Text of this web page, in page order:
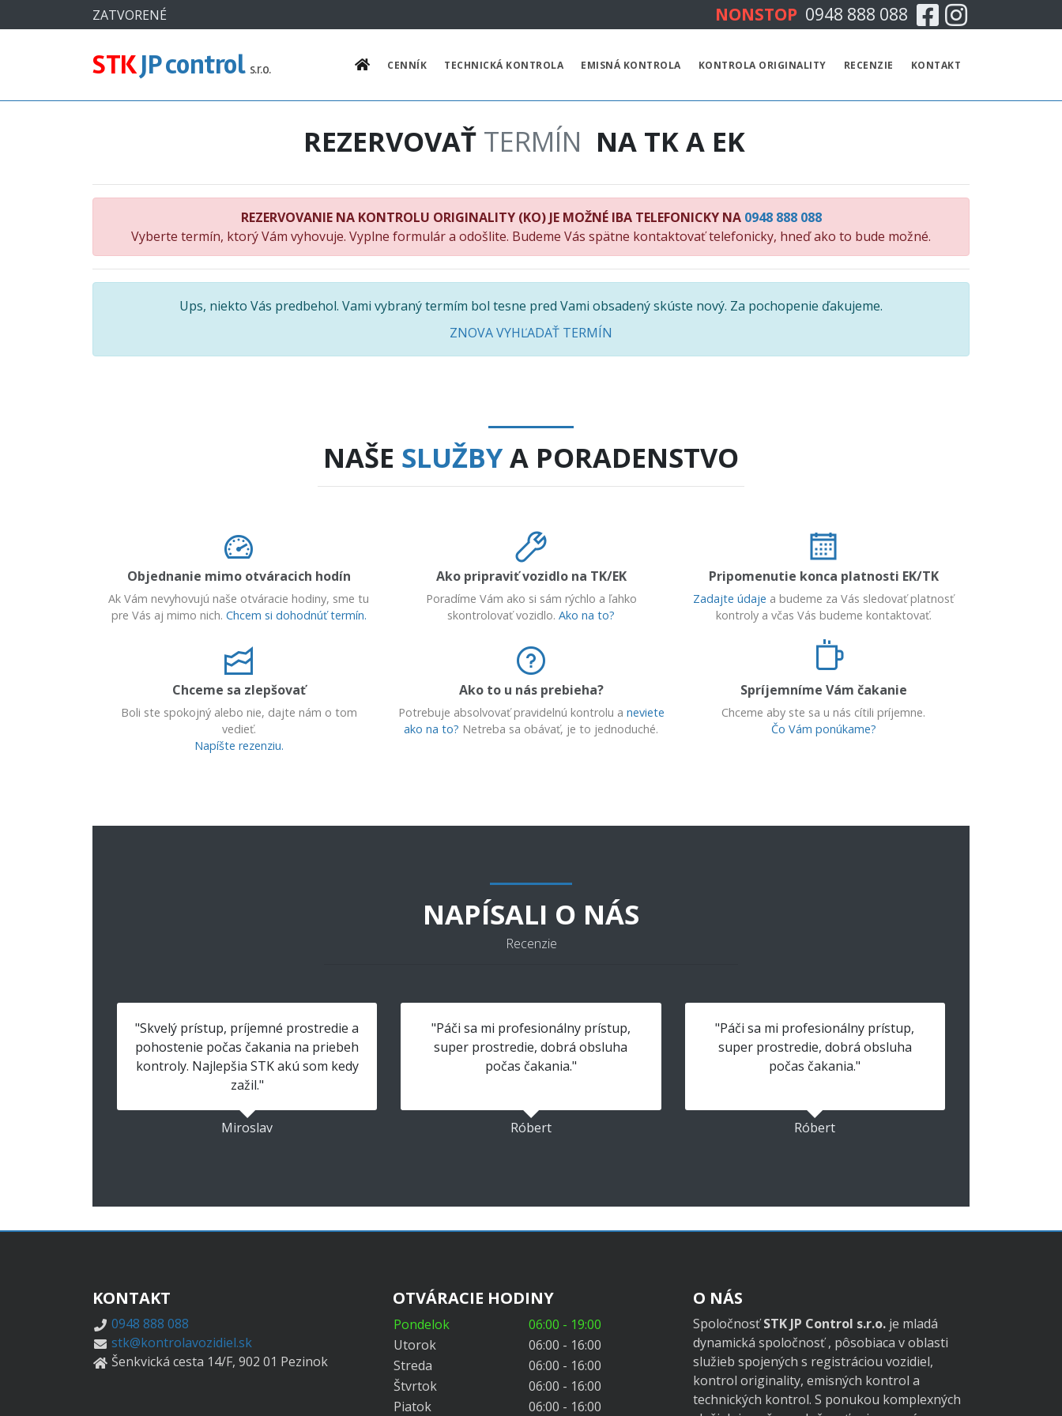
ZATVORENÉ NONSTOP 0948 888 088 FacebookInstagram
STKJP control s.r.o. CENNÍK TECHNICKÁ KONTROLA EMISNÁ KONTROLA KONTROLA ORIGINALITY RECENZIE KONTAKT
REZERVOVAŤ TERMÍN NA TK A EK
REZERVOVANIE NA KONTROLU ORIGINALITY (KO) JE MOŽNÉ IBA TELEFONICKY NA 0948 888 088
Vyberte termín, ktorý Vám vyhovuje. Vyplne formulár a odošlite. Budeme Vás spätne kontaktovať telefonicky, hneď ako to bude možné.
Ups, niekto Vás predbehol. Vami vybraný termím bol tesne pred Vami obsadený skúste nový. Za pochopenie ďakujeme.
ZNOVA VYHĽADAŤ TERMÍN
NAŠE SLUŽBYA PORADENSTVO
Objednanie mimo otváracich hodín
Ak Vám nevyhovujú naše otváracie hodiny, sme tu
pre Vás aj mimo nich. Chcem si dohodnúť termín.
Ako pripraviť vozidlo na TK/EK
Poradíme Vám ako si sám rýchlo a ľahko
skontrolovať vozidlo. Ako na to?
Pripomenutie konca platnosti EK/TK
Zadajte údaje a budeme za Vás sledovať platnosť
kontroly a včas Vás budeme kontaktovať.
Chceme sa zlepšovať
Boli ste spokojný alebo nie, dajte nám o tom
vedieť.
Napíšte rezenziu.
Ako to u nás prebieha?
Potrebuje absolvovať pravidelnú kontrolu a neviete
ako na to? Netreba sa obávať, je to jednoduché.
Spríjemníme Vám čakanie
Chceme aby ste sa u nás cítili príjemne.
Čo Vám ponúkame?
NAPÍSALI O NÁS
Recenzie
"Skvelý prístup, príjemné prostredie a
pohostenie počas čakania na priebeh
kontroly. Najlepšia STK akú som kedy
zažil."
Miroslav
"Páči sa mi profesionálny prístup,
super prostredie, dobrá obsluha
počas čakania."
Róbert
"Páči sa mi profesionálny prístup,
super prostredie, dobrá obsluha
počas čakania."
Róbert
KONTAKT
0948 888 088
stk@kontrolavozidiel.sk
Šenkvická cesta 14/F, 902 01 Pezinok
OTVÁRACIE HODINY
Pondelok
06:00 - 19:00
Utorok
06:00 - 16:00
Streda
06:00 - 16:00
Štvrtok
06:00 - 16:00
Piatok
06:00 - 16:00
O NÁS
SpoločnosťSTK JP Control s.r.o. je mladá
dynamická spoločnosť , pôsobiaca v oblasti
služieb spojených s registráciou vozidiel,
kontrol originality, emisných kontrol a
technických kontrol. S ponukou komplexných
CENNÍK
TECHNICKÁ KONTROLA
KONTROLA ORIGINALITY